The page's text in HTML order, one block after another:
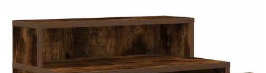
Предоставената таблица е с информационна цел.
Добавете продукта в количката си с бутона "Добави в
количката" и при поръчка ще можете да изберете броя
вноски на кредита.